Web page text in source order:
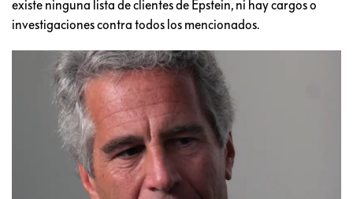
existe ninguna lista de clientes de Epstein, ni hay cargos o
investigaciones contra todos los mencionados.